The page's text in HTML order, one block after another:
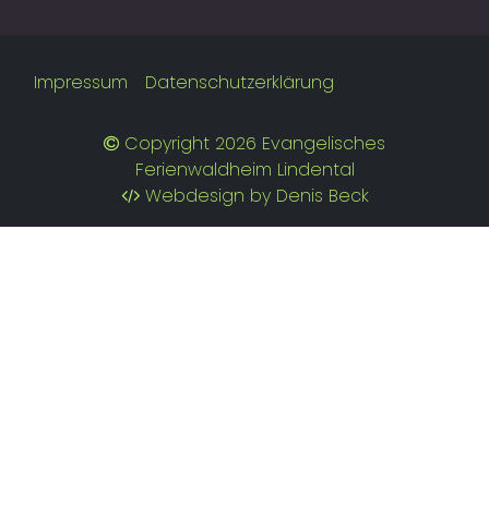
Impressum Datenschutzerklärung
Copyright 2026 Evangelisches
Ferienwaldheim Lindental
Webdesign by Denis Beck